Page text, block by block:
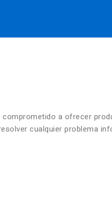
a ofrecer
cualquier problema